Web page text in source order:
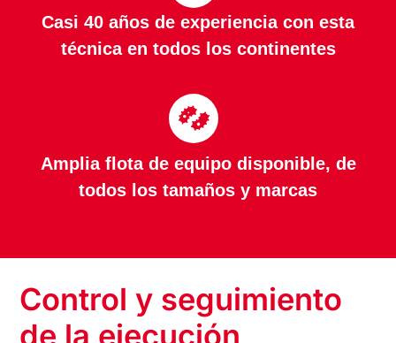
Casi 40 años de experiencia con esta
técnica en todos los continentes
Amplia flota de equipo disponible, de
todos los tamaños y marcas
Control y seguimiento
de la ejecución